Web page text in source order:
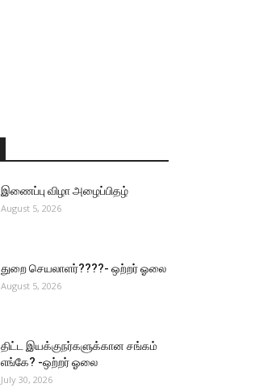
இணைப்பு விழா அழைப்பிதழ்
August 5, 2026
துறை செயலாளர்????- ஒற்றர் ஓலை
August 5, 2026
திட்ட இயக்குநர்களுக்கான சங்கம்
எங்கே? -ஒற்றர் ஓலை
July 30, 2026